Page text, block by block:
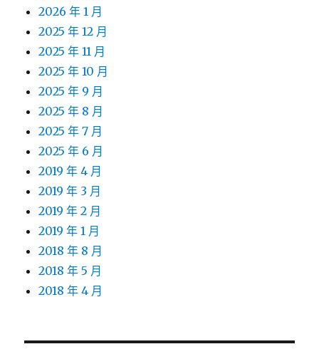
2026 年 1 月
2025 年 12 月
2025 年 11 月
2025 年 10 月
2025 年 9 月
2025 年 8 月
2025 年 7 月
2025 年 6 月
2019 年 4 月
2019 年 3 月
2019 年 2 月
2019 年 1 月
2018 年 8 月
2018 年 5 月
2018 年 4 月